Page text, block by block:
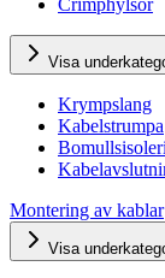
Visa
Krympslang
Kabelstrumpa
Montering av kablar
Visa